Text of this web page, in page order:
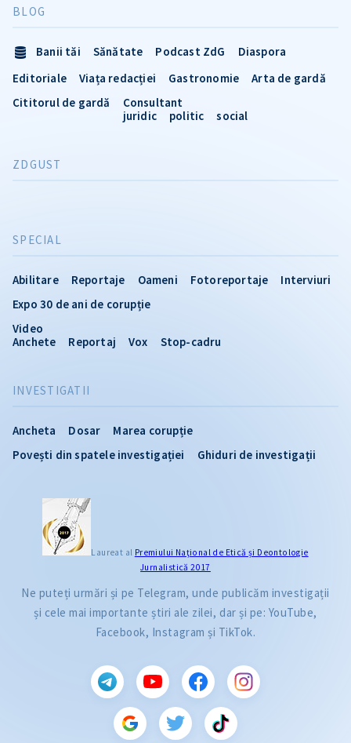
INVESTIGATII
Ancheta Dosar
Marea corupție
Povești din spatele investigației
Ghiduri de investigații
SPECIAL
Abilitare Reportaje Oameni Fotoreportaje
Interviuri
Expo 30 de ani de corupție
Video
Anchete
Reportaj Vox Stop-cadru
BLOG
Banii tăi Sănătate Podcast ZdG
Diaspora
Editoriale
Viața redacției Gastronomie
Arta de gardă
Cititorul de gardă
Consultant
juridic
politic social
ZDGUST
Laureat al Premiului Naţional de Etică și Deontologie
Jurnalistică 2017
Ne puteți urmări și pe Telegram, unde publicăm investigații
și cele mai importante știri ale zilei, dar și pe: YouTube,
Facebook, Instagram și TikTok.